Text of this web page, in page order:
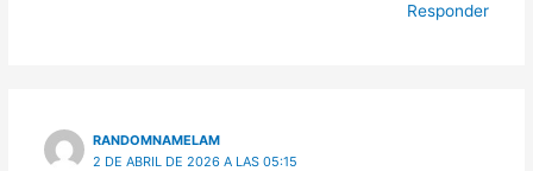
Responder
RANDOMNAMELAM
2 DE ABRIL DE 2026 A LAS 05:15